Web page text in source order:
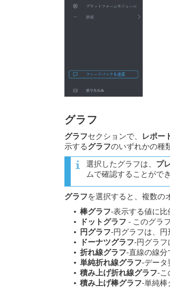
グラフ
グラフセクションで、 レポー
示するグラフのいずれかの種
選択したグラフは、 プ
ムで確認することができ
グラフを選択すると、複数の
• 棒グラフ-表示する値に比
• ドットグラフ - このグラ
• 円グラフ-円グラフは、円
• ドーナツグラフ-円グラフ
• 折れ線グラフ-直線の線分
• 単純折れ線グラフ-データ
• 積み上げ折れ線グラフ-こ
• 積み上げ棒グラフ-単純棒